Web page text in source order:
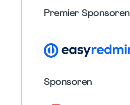
Premier Sponsoren
Sponsoren